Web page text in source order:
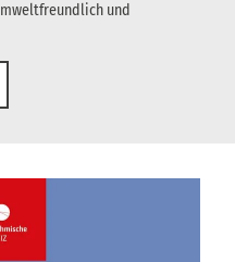
und